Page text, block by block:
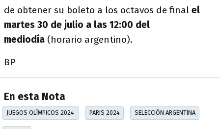
de obtener su boleto a los octavos de final el
martes 30 de julio a las 12:00 del
mediodía (horario argentino).
BP
En esta Nota
JUEGOS OLÍMPICOS 2024 PARIS 2024 SELECCIÓN ARGENTINA